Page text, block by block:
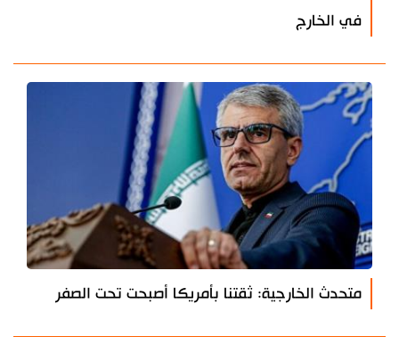
في الخارج
متحدث الخارجية: ثقتنا بأمريكا أصبحت تحت الصفر